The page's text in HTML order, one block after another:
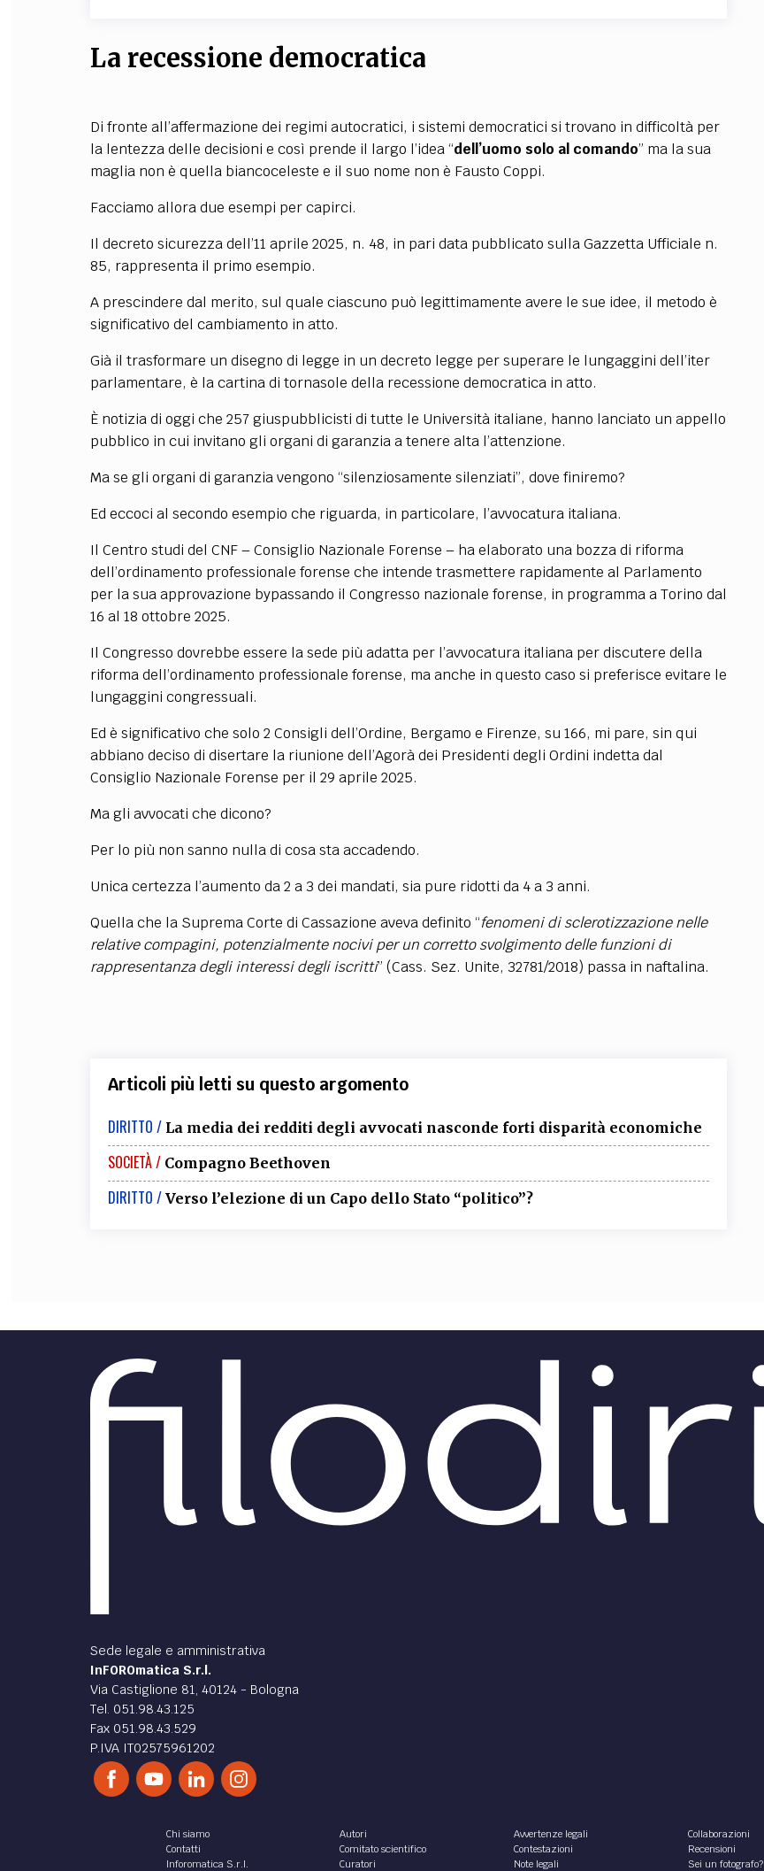
La recessione democratica
Di fronte all’affermazione dei regimi autocratici, i sistemi democratici si trovano in difficoltà per
la lentezza delle decisioni e così prende il largo l’idea “dell’uomo solo al comando” ma la sua
maglia non è quella biancoceleste e il suo nome non è Fausto Coppi.
Facciamo allora due esempi per capirci.
Il decreto sicurezza dell’11 aprile 2025, n. 48, in pari data pubblicato sulla Gazzetta Ufficiale n.
85, rappresenta il primo esempio.
A prescindere dal merito, sul quale ciascuno può legittimamente avere le sue idee, il metodo è
significativo del cambiamento in atto.
Già il trasformare un disegno di legge in un decreto legge per superare le lungaggini dell’iter
parlamentare, è la cartina di tornasole della recessione democratica in atto.
È notizia di oggi che 257 giuspubblicisti di tutte le Università italiane, hanno lanciato un appello
pubblico in cui invitano gli organi di garanzia a tenere alta l’attenzione.
Ma se gli organi di garanzia vengono “silenziosamente silenziati”, dove finiremo?
Ed eccoci al secondo esempio che riguarda, in particolare, l’avvocatura italiana.
Il Centro studi del CNF – Consiglio Nazionale Forense – ha elaborato una bozza di riforma
dell’ordinamento professionale forense che intende trasmettere rapidamente al Parlamento
per la sua approvazione bypassando il Congresso nazionale forense, in programma a Torino dal
16 al 18 ottobre 2025.
Il Congresso dovrebbe essere la sede più adatta per l’avvocatura italiana per discutere della
riforma dell’ordinamento professionale forense, ma anche in questo caso si preferisce evitare le
lungaggini congressuali.
Ed è significativo che solo 2 Consigli dell’Ordine, Bergamo e Firenze, su 166, mi pare, sin qui
abbiano deciso di disertare la riunione dell’Agorà dei Presidenti degli Ordini indetta dal
Consiglio Nazionale Forense per il 29 aprile 2025.
Ma gli avvocati che dicono?
Per lo più non sanno nulla di cosa sta accadendo.
Unica certezza l’aumento da 2 a 3 dei mandati, sia pure ridotti da 4 a 3 anni.
Quella che la Suprema Corte di Cassazione aveva definito “fenomeni di sclerotizzazione nelle
relative compagini, potenzialmente nocivi per un corretto svolgimento delle funzioni di
rappresentanza degli interessi degli iscritti” (Cass. Sez. Unite, 32781/2018) passa in naftalina.
Articoli più letti su questo argomento
DIRITTO / La media dei redditi degli avvocati nasconde forti disparità economiche
SOCIETÀ / Compagno Beethoven
DIRITTO / Verso l’elezione di un Capo dello Stato “politico”?
Sede legale e amministrativa
InFOROmatica S.r.l.
Via Castiglione 81, 40124 - Bologna
Tel. 051.98.43.125
Fax 051.98.43.529
P.IVA IT02575961202
Chi siamo
Contatti
Inforomatica S.r.l.
Autori
Comitato scientifico
Curatori
Avvertenze legali
Contestazioni
Note legali
Collaborazioni
Recensioni
Sei un fotografo?